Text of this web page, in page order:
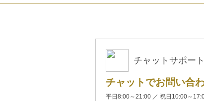
チャットサポート
チャットでお問い合
平日8:00～21:00 ／ 祝日10:00～